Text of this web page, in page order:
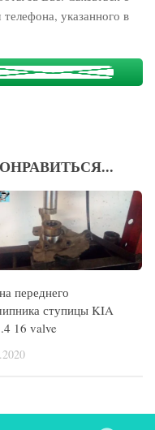
указанного в
переднего
ступицы KIA
16 valve